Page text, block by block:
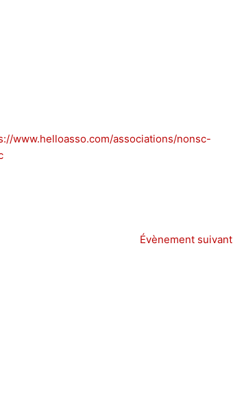
www.helloasso.com/associations/nonsc-
Évènement suivant